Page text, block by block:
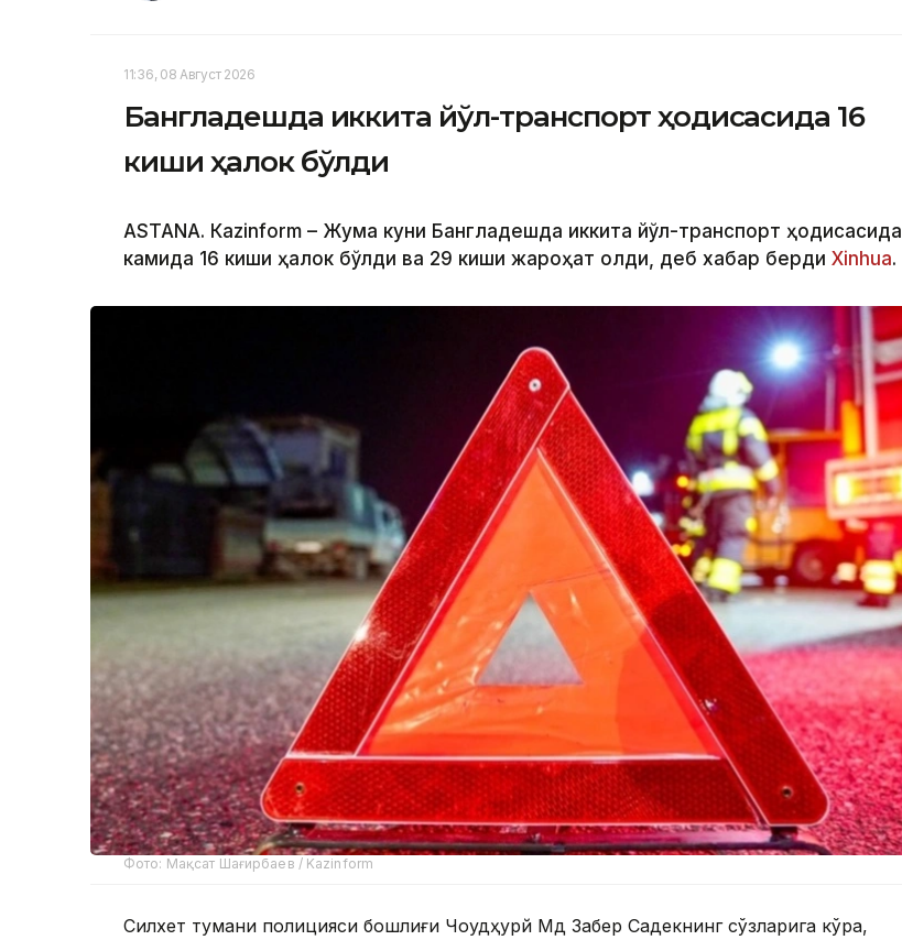
11:36, 08 Август 2026
Бангладешда иккита йўл-транспорт ҳодисасида 16
киши ҳалок бўлди
ASTANА. Кazinform – Жума куни Бангладешда иккита йўл-транспорт ҳодисасида
камида 16 киши ҳалок бўлди ва 29 киши жароҳат олди, деб хабар берди Xinhua.
Фото: Мақсат Шағирбаев / Kazinform
Силхет тумани полицияси бошлиғи Чоудҳурй Мд Забер Садекнинг сўзларига кўра,